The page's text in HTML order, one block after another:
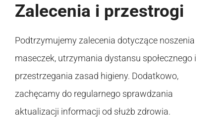
Zalecenia i przestrogi
Podtrzymujemy zalecenia dotyczące noszenia
maseczek, utrzymania dystansu społecznego i
przestrzegania zasad higieny. Dodatkowo,
zachęcamy do regularnego sprawdzania
aktualizacji informacji od służb zdrowia.